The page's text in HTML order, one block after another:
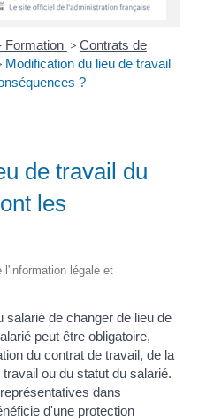
Formation > Contrats de
Modification du lieu de travail
?
de travail du
les
l'information légale et
salarié de changer de lieu de
peut être obligatoire,
du contrat de travail, de la
ou du statut du salarié.
dans
d'une protection